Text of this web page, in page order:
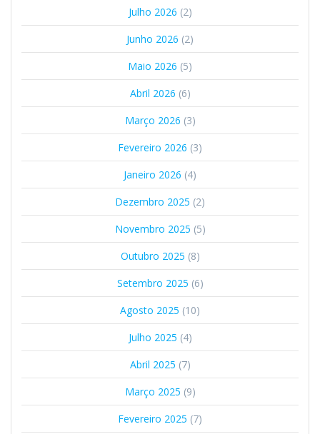
Julho 2026 (2)
Junho 2026 (2)
Maio 2026 (5)
Abril 2026 (6)
Março 2026 (3)
Fevereiro 2026 (3)
Janeiro 2026 (4)
Dezembro 2025 (2)
Novembro 2025 (5)
Outubro 2025 (8)
Setembro 2025 (6)
Agosto 2025 (10)
Julho 2025 (4)
Abril 2025 (7)
Março 2025 (9)
Fevereiro 2025 (7)